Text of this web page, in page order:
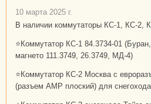
10 марта 2025 г.
В наличии коммутаторы КС-1, КС-2,
⭐Коммутатор КС-1 84.3734-01
магнето 111.3749, 26.3749, МД-4)
⭐Коммутатор КС-2 Москва с
(разъем АМР плоский) для